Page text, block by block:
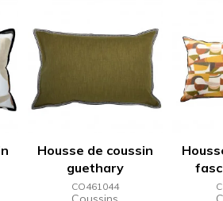
Housse de coussin
guethary
CO461044